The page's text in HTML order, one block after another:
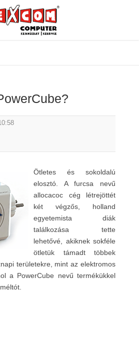
Ötletes és sokoldalú
elosztó. A furcsa nevű
allocacoc cég létrejöttét
két végzős, holland
egyetemista diák
találkozása tette
lehetővé, akiknek sokféle
ötletük támadt többek
területekre, mint az elektromos
a PowerCube nevű termékükkel